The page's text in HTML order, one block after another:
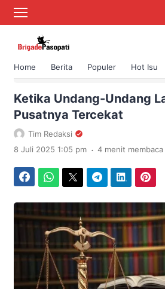
Home Berita Populer Hot Isu
›
Ketika Undang-Undang
Pusatnya Tercekat
Tim Redaksi
8 Juli 2025 1:05 pm . 4 menit membaca